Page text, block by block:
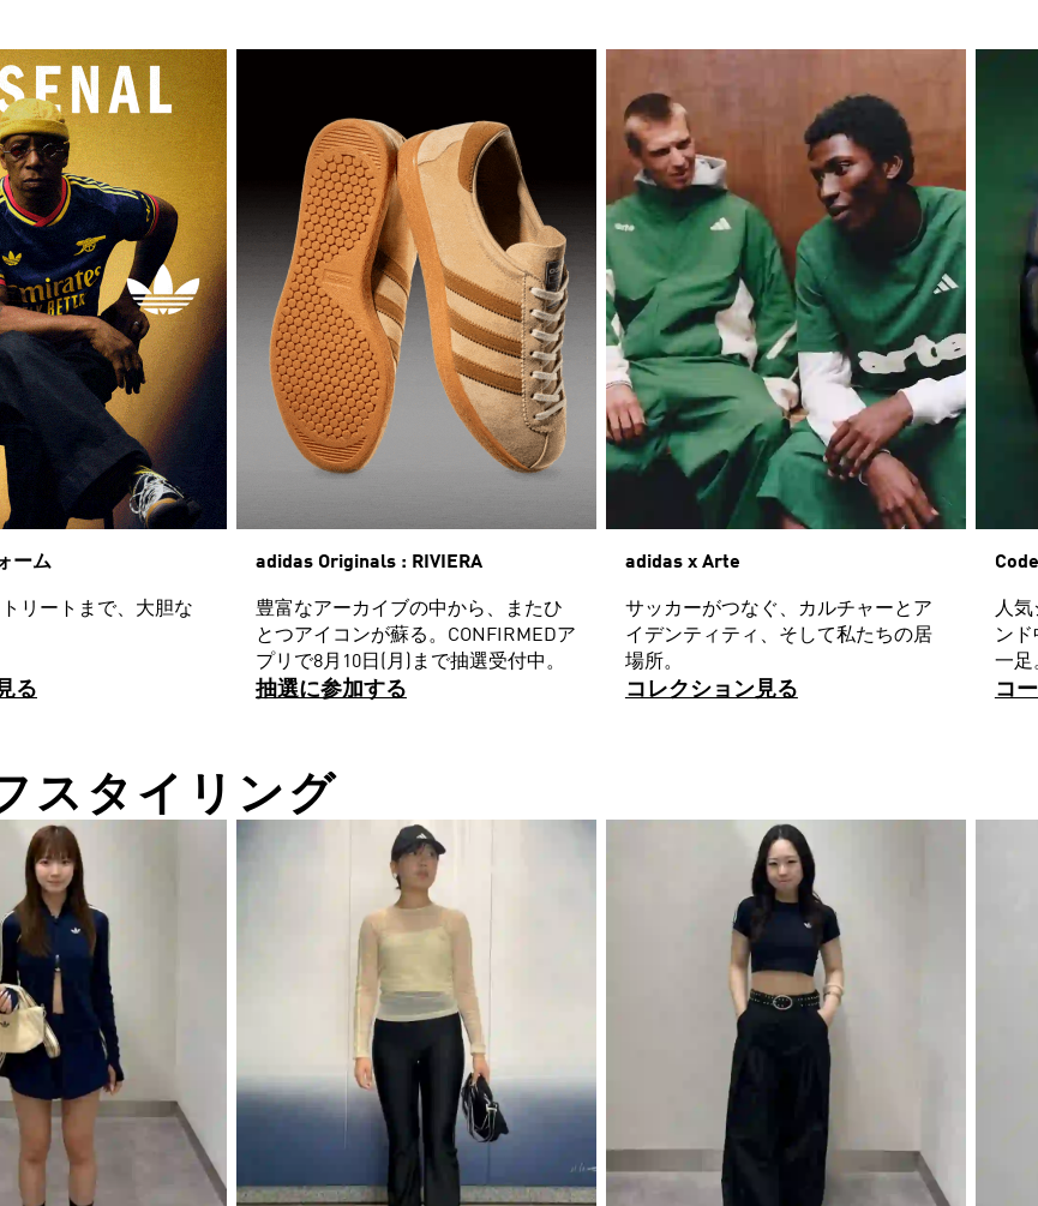
ーム
リートまで、大胆な
る
adidas Originals : RIVIERA
豊富なアーカイブの中から、またひ
とつアイコンが蘇る。CONFIRMEDア
プリで8月10日(月)まで抽選受付中。
抽選に参加する
adidas x Arte
サッカーがつなぐ、カルチャーとア
イデンティティ、そして私たちの居
場所。​
コレクション見る
人
ン
一足
コ
フスタイリング